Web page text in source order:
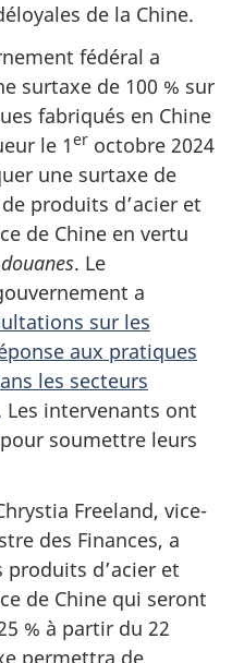
de la Chine.
fédéral a
surtaxe de 100 % sur
fabriqués en Chine
le 1er octobre 2024
une surtaxe de
produits d’acier et
de Chine en vertu
. Le
a
sur les
aux pratiques
les secteurs
Les intervenants ont
soumettre leurs
Freeland, vice-
des Finances, a
d’acier et
de Chine qui seront
% à partir du 22